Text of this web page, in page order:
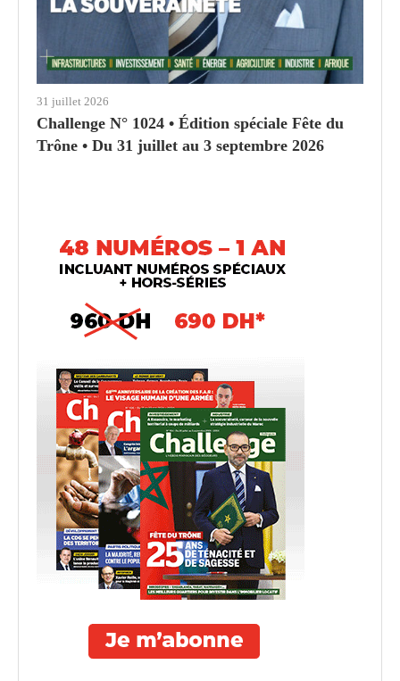
31 juillet 2026
Challenge N° 1024 • Édition spéciale Fête du
Trône • Du 31 juillet au 3 septembre 2026